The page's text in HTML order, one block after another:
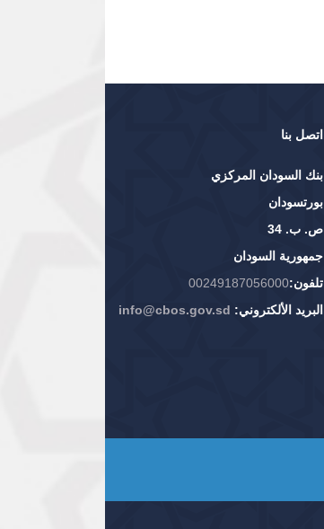
اتصل بنا
بنك السودان المركزي
بورتسودان
ص. ب. 34
جمهورية السودان
تلفون:00249187056000
البريد الألكتروني: info@cbos.gov.sd